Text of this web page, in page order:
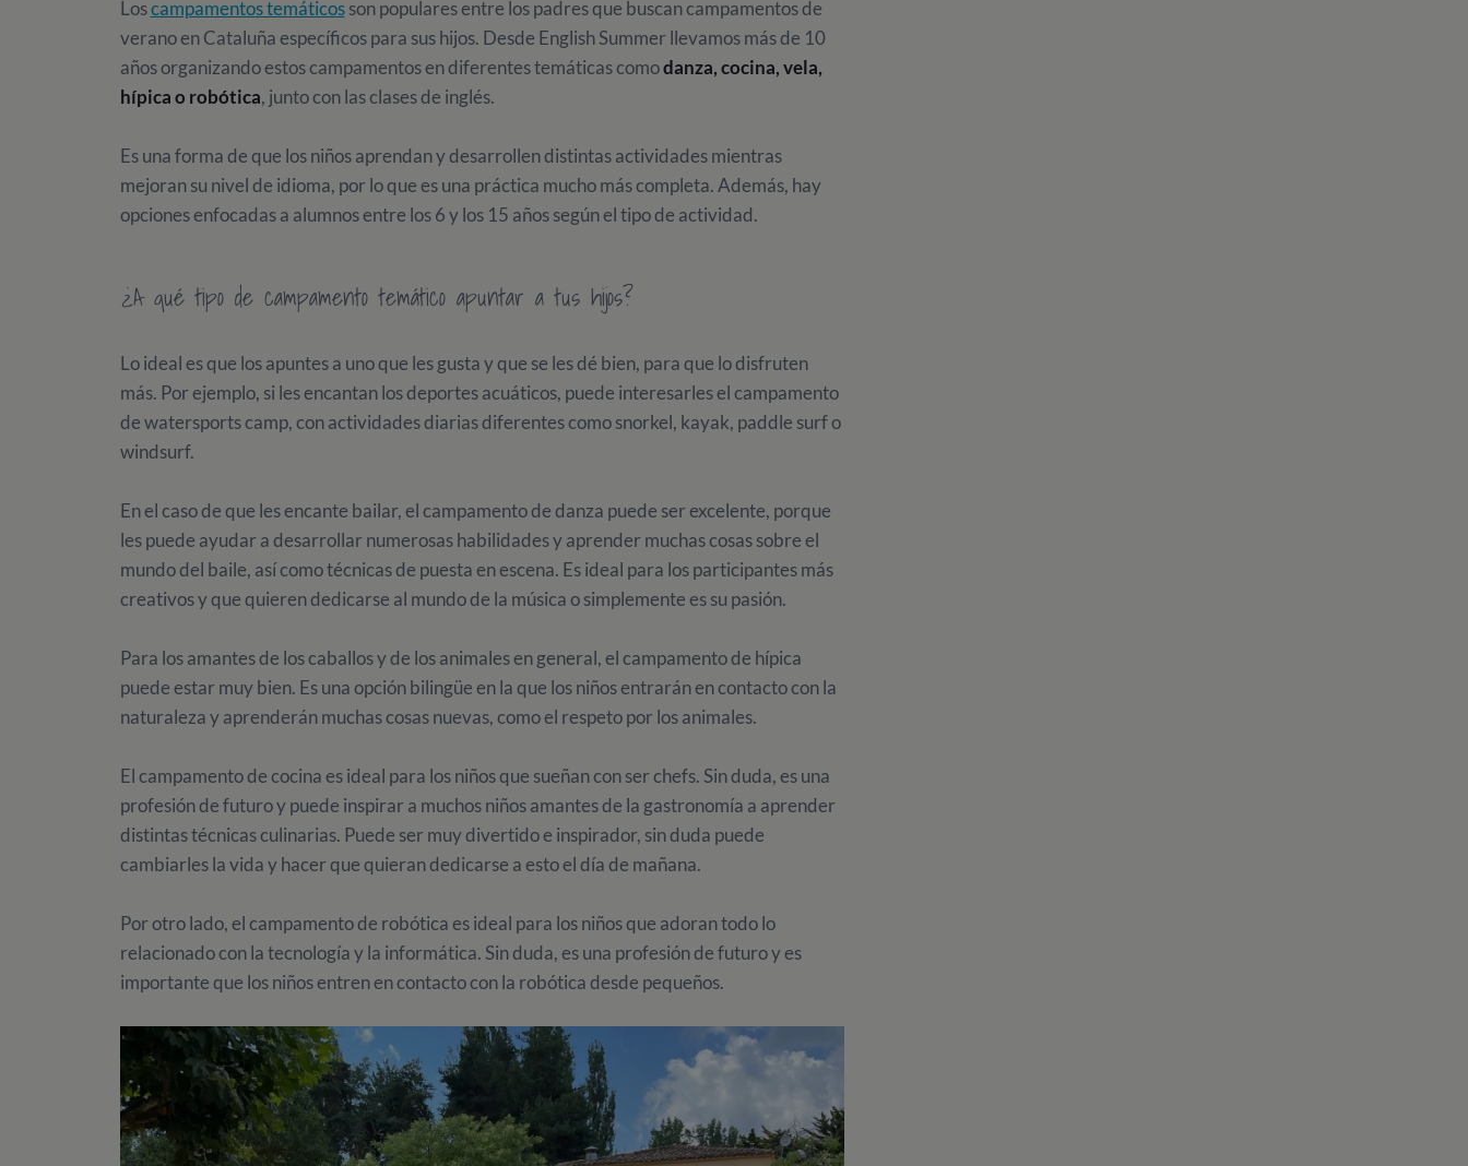
Loscampamentos temáticosson populares entre los padres que buscan campamentos de
verano en Cataluña específicos para sus hijos. Desde English Summer llevamos más de 10
años organizando estos campamentos en diferentes temáticas comodanza, cocina, vela,
hípica o robótica, junto con las clases de inglés.
Es una forma de que los niños aprendan y desarrollen distintas actividades mientras
mejoran su nivel de idioma, por lo que es una práctica mucho más completa. Además, hay
opciones enfocadas a alumnos entre los 6 y los 15 años según el tipo de actividad.
¿A qué tipo de campamento temático apuntar a tus hijos?
Lo ideal es que los apuntes a uno que les gusta y que se les dé bien, para que lo disfruten
más. Por ejemplo, si les encantan los deportes acuáticos, puede interesarles el campamento
de watersports camp, con actividades diarias diferentes como snorkel, kayak, paddle surf o
windsurf.
En el caso de que les encante bailar, el campamento de danza puede ser excelente, porque
les puede ayudar a desarrollar numerosas habilidades y aprender muchas cosas sobre el
mundo del baile, así como técnicas de puesta en escena. Es ideal para los participantes más
creativos y que quieren dedicarse al mundo de la música o simplemente es su pasión.
Para los amantes de los caballos y de los animales en general, el campamento de hípica
puede estar muy bien. Es una opción bilingüe en la que los niños entrarán en contacto con la
naturaleza y aprenderán muchas cosas nuevas, como el respeto por los animales.
El campamento de cocina es ideal para los niños que sueñan con ser chefs. Sin duda, es una
profesión de futuro y puede inspirar a muchos niños amantes de la gastronomía a aprender
distintas técnicas culinarias. Puede ser muy divertido e inspirador, sin duda puede
cambiarles la vida y hacer que quieran dedicarse a esto el día de mañana.
Por otro lado, el campamento de robótica es ideal para los niños que adoran todo lo
relacionado con la tecnología y la informática. Sin duda, es una profesión de futuro y es
importante que los niños entren en contacto con la robótica desde pequeños.